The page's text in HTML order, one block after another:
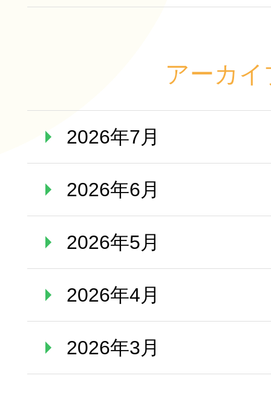
アーカイ
2026年7月
2026年6月
2026年5月
2026年4月
2026年3月